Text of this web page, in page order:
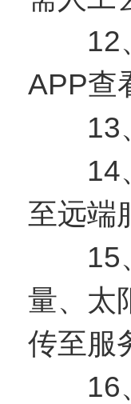
12、
APP查
13、
14、
至远端
15、
量、太
传至服
16、